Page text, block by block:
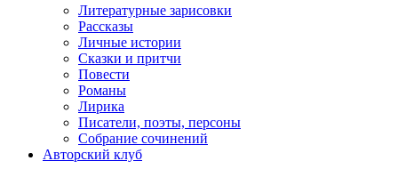
Литературные зарисовки
Рассказы
Личные истории
Сказки и притчи
Повести
Романы
Лирика
Писатели, поэты, персоны
Собрание сочинений
Авторский клуб